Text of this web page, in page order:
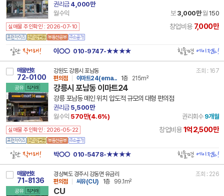
권리금4,000만
월수익
보3,000만 월 150
실매물 주인확인 : 2026-07-10 창업비용 7,000만
일단직거래! 이○○ 010-9747-★★★★ 힘들면에이전트!
매물번호
72-0100
공유 직거래
강원도 강릉시 포남동
조회 : 167
편의점
이마트24(ema... 1층 215m²
강릉시 포남동 이마트24
강릉 포남동 메인 위치 압도적 규모의 대형 편의점
권리금5,500만
월수익 570만(4.6%) 권리회수 9개월
실매물 주인확인 : 2026-05-22 창업비용1억2,500만
일단직거래! 박○○ 010-5478-★★★★ 힘들면에이전트!
매물번호
71-8136
공유 직거래
경상북도 경주시 강동면 유금리
조회 : 226
편의점
씨유(CU) 1층 99.1m²
CU